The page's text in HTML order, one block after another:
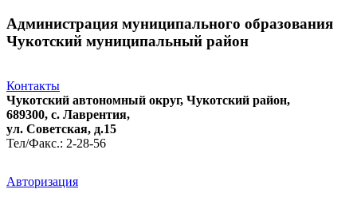
Администрация муниципального образования
Чукотский муниципальный район
Контакты
Чукотский автономный округ, Чукотский район,
689300, с. Лаврентия,
ул. Советская, д.15
Тел/Факс.: 2-28-56
Авторизация